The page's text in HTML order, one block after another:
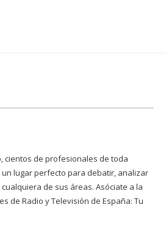
cientos de profesionales de toda
lugar perfecto para debatir, analizar
de sus áreas. Asóciate a la
de Radio y Televisión de España: Tu